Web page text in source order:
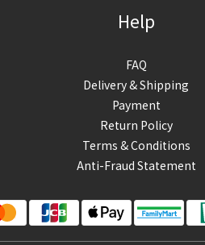
Help
FAQ
Delivery & Shipping
Payment
Return Policy
Terms & Conditions
Anti-Fraud Statement